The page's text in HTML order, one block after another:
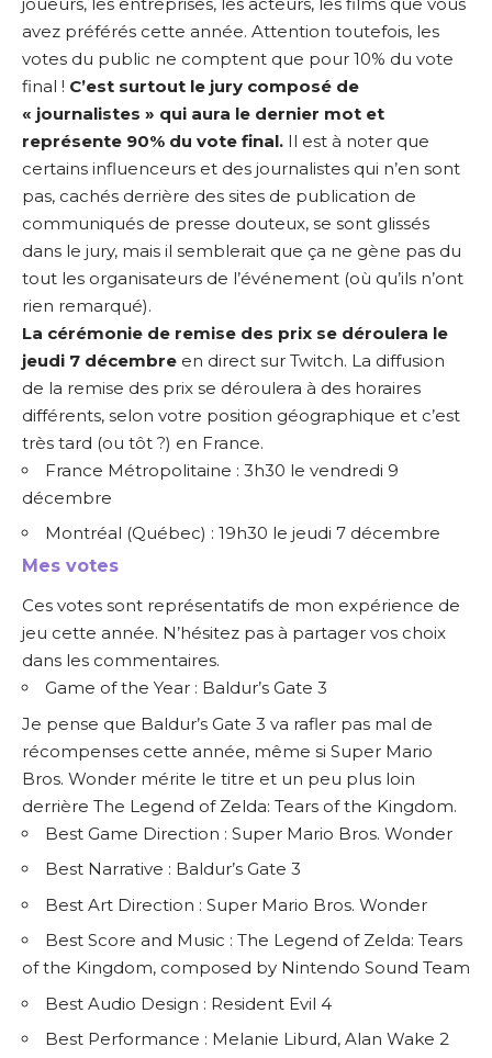
avez préférés cette année. Attention toutefois, les
votes du public ne comptent que pour 10% du vote
final ! C’est surtout le jury composé de
« journalistes » qui aura le dernier mot et
représente 90% du vote final. Il est à noter que
certains influenceurs et des journalistes qui n’en sont
pas, cachés derrière des sites de publication de
communiqués de presse douteux, se sont glissés
dans le jury, mais il semblerait que ça ne gène pas du
tout les organisateurs de l’événement (où qu’ils n’ont
rien remarqué).
La cérémonie de remise des prix se déroulera le
jeudi 7 décembre en direct sur Twitch. La diffusion
de la remise des prix se déroulera à des horaires
différents, selon votre position géographique et c’est
très tard (ou tôt ?) en France.
France Métropolitaine : 3h30 le vendredi 9
décembre
Montréal (Québec) : 19h30 le jeudi 7 décembre
Mes votes
Ces votes sont représentatifs de mon expérience de
jeu cette année. N’hésitez pas à partager vos choix
dans les commentaires.
Game of the Year : Baldur’s Gate 3
Je pense que Baldur’s Gate 3 va rafler pas mal de
récompenses cette année, même si Super Mario
Bros. Wonder mérite le titre et un peu plus loin
derrière The Legend of Zelda: Tears of the Kingdom.
Best Game Direction : Super Mario Bros. Wonder
Best Narrative : Baldur’s Gate 3
Best Art Direction : Super Mario Bros. Wonder
Best Score and Music : The Legend of Zelda: Tears
of the Kingdom, composed by Nintendo Sound Team
Best Audio Design : Resident Evil 4
Best Performance : Melanie Liburd, Alan Wake 2